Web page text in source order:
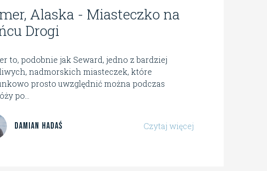
Alaska - Miasteczko na
Drogi
to, podobnie jak Seward, jedno z bardziej
nadmorskich miasteczek, które
prosto uwzględnić można podczas
po...
Damian Hadaś Czytaj więcej